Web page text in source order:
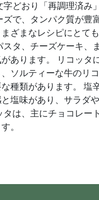
どおり「再調理済み
で、タンパク質が豊
ざまなレシピにとて
タ、チーズケーキ、
あります。 リコッタ
ソルティーな牛のリ
種類があります。 塩
塩味があり、サラダ
は、主にチョコレー
。